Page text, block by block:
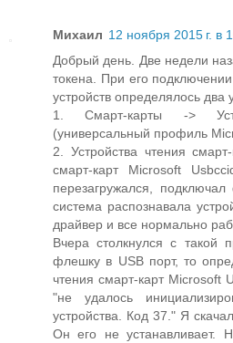
Михаил 12 ноября 2015 г. в
Добрый день. Две недели
токена. При его
устройств определялось два
1. Смарт-карты ->
(универсальный профиль
2. Устройства чтения
смарт-карт Microsoft
перезагружался,
система распознавала
драйвер и все нормально
Вчера столкнулся с такой
флешку в USB порт, то
чтения смарт-карт Microsoft
"не удалось
устройства. Код 37." Я
Он его не устанавливает.